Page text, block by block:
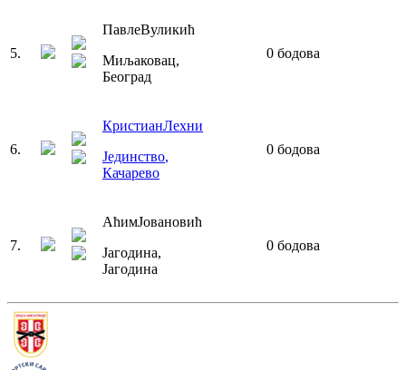
5.
ПавлеВуликић
Миљаковац,
Београд
0 бодова
6.
КристианЛехни
Јединство,
Качарево
0 бодова
7.
АћимЈовановић
Јагодина,
Јагодина
0 бодова